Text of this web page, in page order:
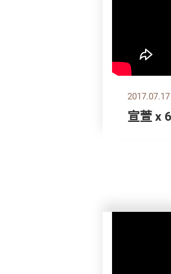
2017.07.17
宣萱 x